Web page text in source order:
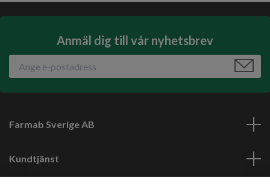
Anmäl dig till vår nyhetsbrev
Farmab Sverige AB
Kundtjänst